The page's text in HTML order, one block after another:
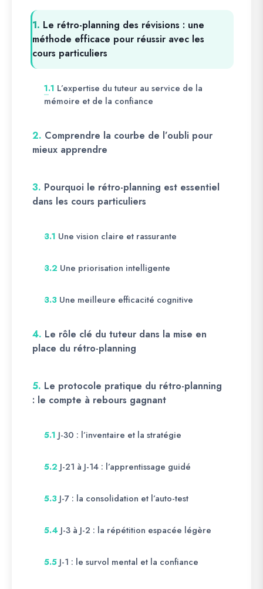
1. Le rétro-planning des révisions : une
méthode efficace pour réussir avec les
cours particuliers
1.1 L’expertise du tuteur au service de la
mémoire et de la confiance
2. Comprendre la courbe de l’oubli pour
mieux apprendre
3. Pourquoi le rétro-planning est essentiel
dans les cours particuliers
3.1 Une vision claire et rassurante
3.2 Une priorisation intelligente
3.3 Une meilleure efficacité cognitive
4. Le rôle clé du tuteur dans la mise en
place du rétro-planning
5. Le protocole pratique du rétro-planning
: le compte à rebours gagnant
5.1 J-30 : l’inventaire et la stratégie
5.2 J-21 à J-14 : l’apprentissage guidé
5.3 J-7 : la consolidation et l’auto-test
5.4 J-3 à J-2 : la répétition espacée légère
5.5 J-1 : le survol mental et la confiance